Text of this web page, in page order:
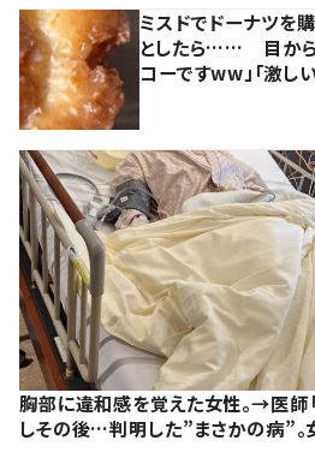
ミスドでドーナツを
としたら…… 目から
コーですww」「激し
胸部に違和感を覚えた女性。→医師
しその後…判明した”まさかの病”